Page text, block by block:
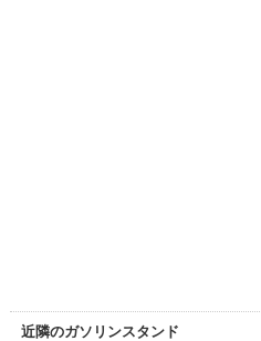
近隣のガソリンスタンド